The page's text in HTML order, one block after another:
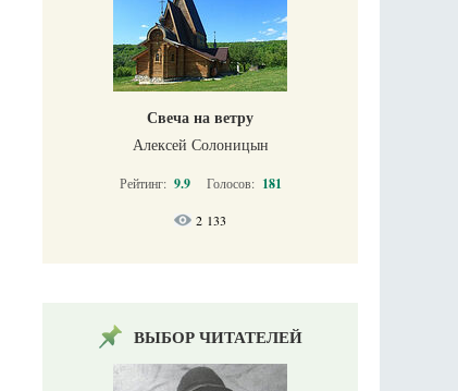
Свеча на ветру
Алексей Солоницын
Рейтинг: 9.9 Голосов: 181
2 133
ВЫБОР ЧИТАТЕЛЕЙ